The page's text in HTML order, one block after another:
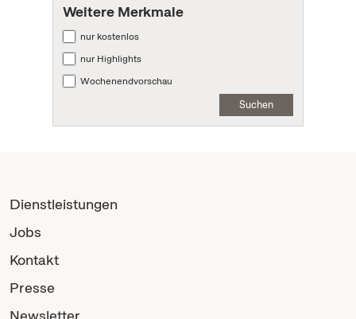
Weitere Merkmale
nur kostenlos
nur Highlights
Wochenendvorschau
Suchen
Dienstleistungen
Jobs
Kontakt
Presse